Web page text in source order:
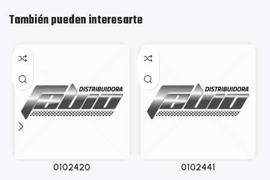
También pueden interesarte
0102420 0102441